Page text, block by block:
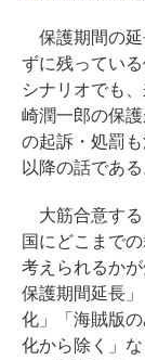
保護期間の延
ずに残ってい
シナリオでも
崎潤一郎の保
の起訴・処罰
以降の話である
大筋合意する
国にどこまで
考えられるか
保護期間延長
化」「海賊版
化から除く」